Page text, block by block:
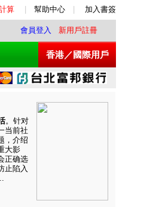
算 幫助中心 加入書簽
會員登入 新用戶註冊
香港／國際用戶
。针对
当前社
，介绍
大影
正确选
止陷入